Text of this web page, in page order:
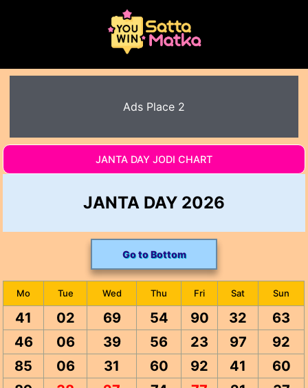
Ads Place 2
JANTA DAY JODI CHART
JANTA DAY 2026
Go to Bottom
Mo Tue Wed Thu Fri Sat Sun
41 02 69 54 90 32
63
46
06 39 56 23 97
92
85
06 31 60 92 41
60